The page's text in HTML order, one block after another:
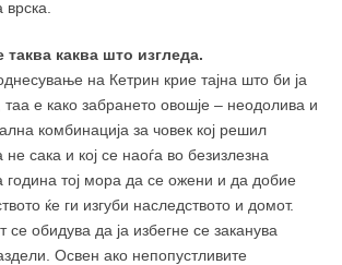
каква што изгледа.
на Кетрин крие тајна што би jа
е како забрането овошје – неодолива и
комбинација за човек кој решил
сака и кој се наоѓа во безизлезна
година тој мора да се ожени и да добие
ќе ги изгуби наследството и домот.
се обидува да ja избегне се заканува
Освен ако непопустливите